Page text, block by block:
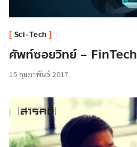
Sci-Tech
ศัพท์ซอยวิทย์ – FinTech
15 กุมภาพันธ์ 2017